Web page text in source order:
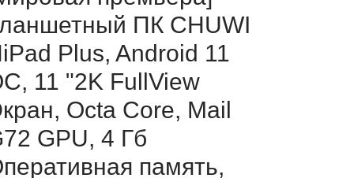
ПК CHUWI
Plus, Android 11
11 "2K FullView
Octa Core, Mail
GPU, 4 Гб
память,